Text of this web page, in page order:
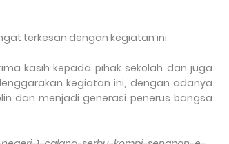
terkesan dengan kegiatan ini
kasih kepada pihak sekolah dan juga
kegiatan ini, dengan adanya
dan menjadi generasi penerus bangsa